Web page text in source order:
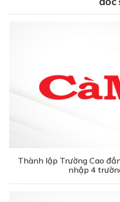
Thành lập Trường Cao
nhập 4